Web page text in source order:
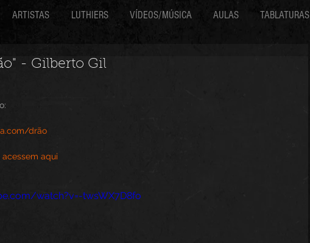
ARTISTAS LUTHIERS VÍDEOS/MÚSICA AULAS TABLATURAS
- Gilberto Gil
drão
aqui
watch?v=-twsWX7D8fo